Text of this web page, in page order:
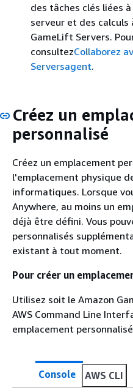
des tâches clés liées
serveur et des calculs
GameLift Servers.
consultezCollaborez
Serversagent.
Créez un
personnalisé
Créez un emplacement
l'emplacement physique
informatiques. Lorsque
Anywhere, au moins un
déjà être défini. Vous
personnalisés
existant à tout moment.
Pour créer un
Utilisez soit le Amazon
AWS Command Line
emplacement
Console AWS CLI